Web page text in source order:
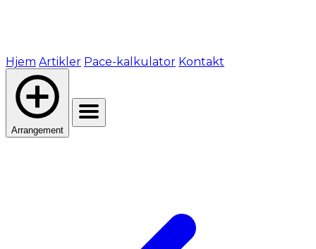
Hjem Artikler Pace-kalkulator Kontakt
Arrangement